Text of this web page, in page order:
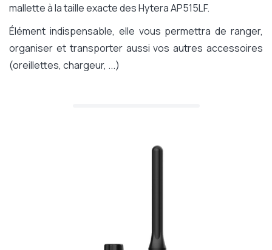
mallette à la taille exacte des Hytera AP515LF.
Élément indispensable, elle vous permettra de ranger,
organiser et transporter aussi vos autres accessoires
(oreillettes, chargeur, ...)